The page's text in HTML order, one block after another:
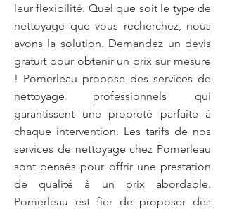
leur flexibilité. Quel que soit le type de
nettoyage que vous recherchez, nous
avons la solution. Demandez un devis
gratuit pour obtenir un prix sur mesure
! Pomerleau propose des services de
nettoyage professionnels qui
garantissent une propreté parfaite à
chaque intervention. Les tarifs de nos
services de nettoyage chez Pomerleau
sont pensés pour offrir une prestation
de qualité à un prix abordable.
Pomerleau est fier de proposer des